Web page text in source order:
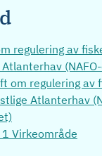
regulering av
om regulering av
Atlanterhav
1 Virkeområde